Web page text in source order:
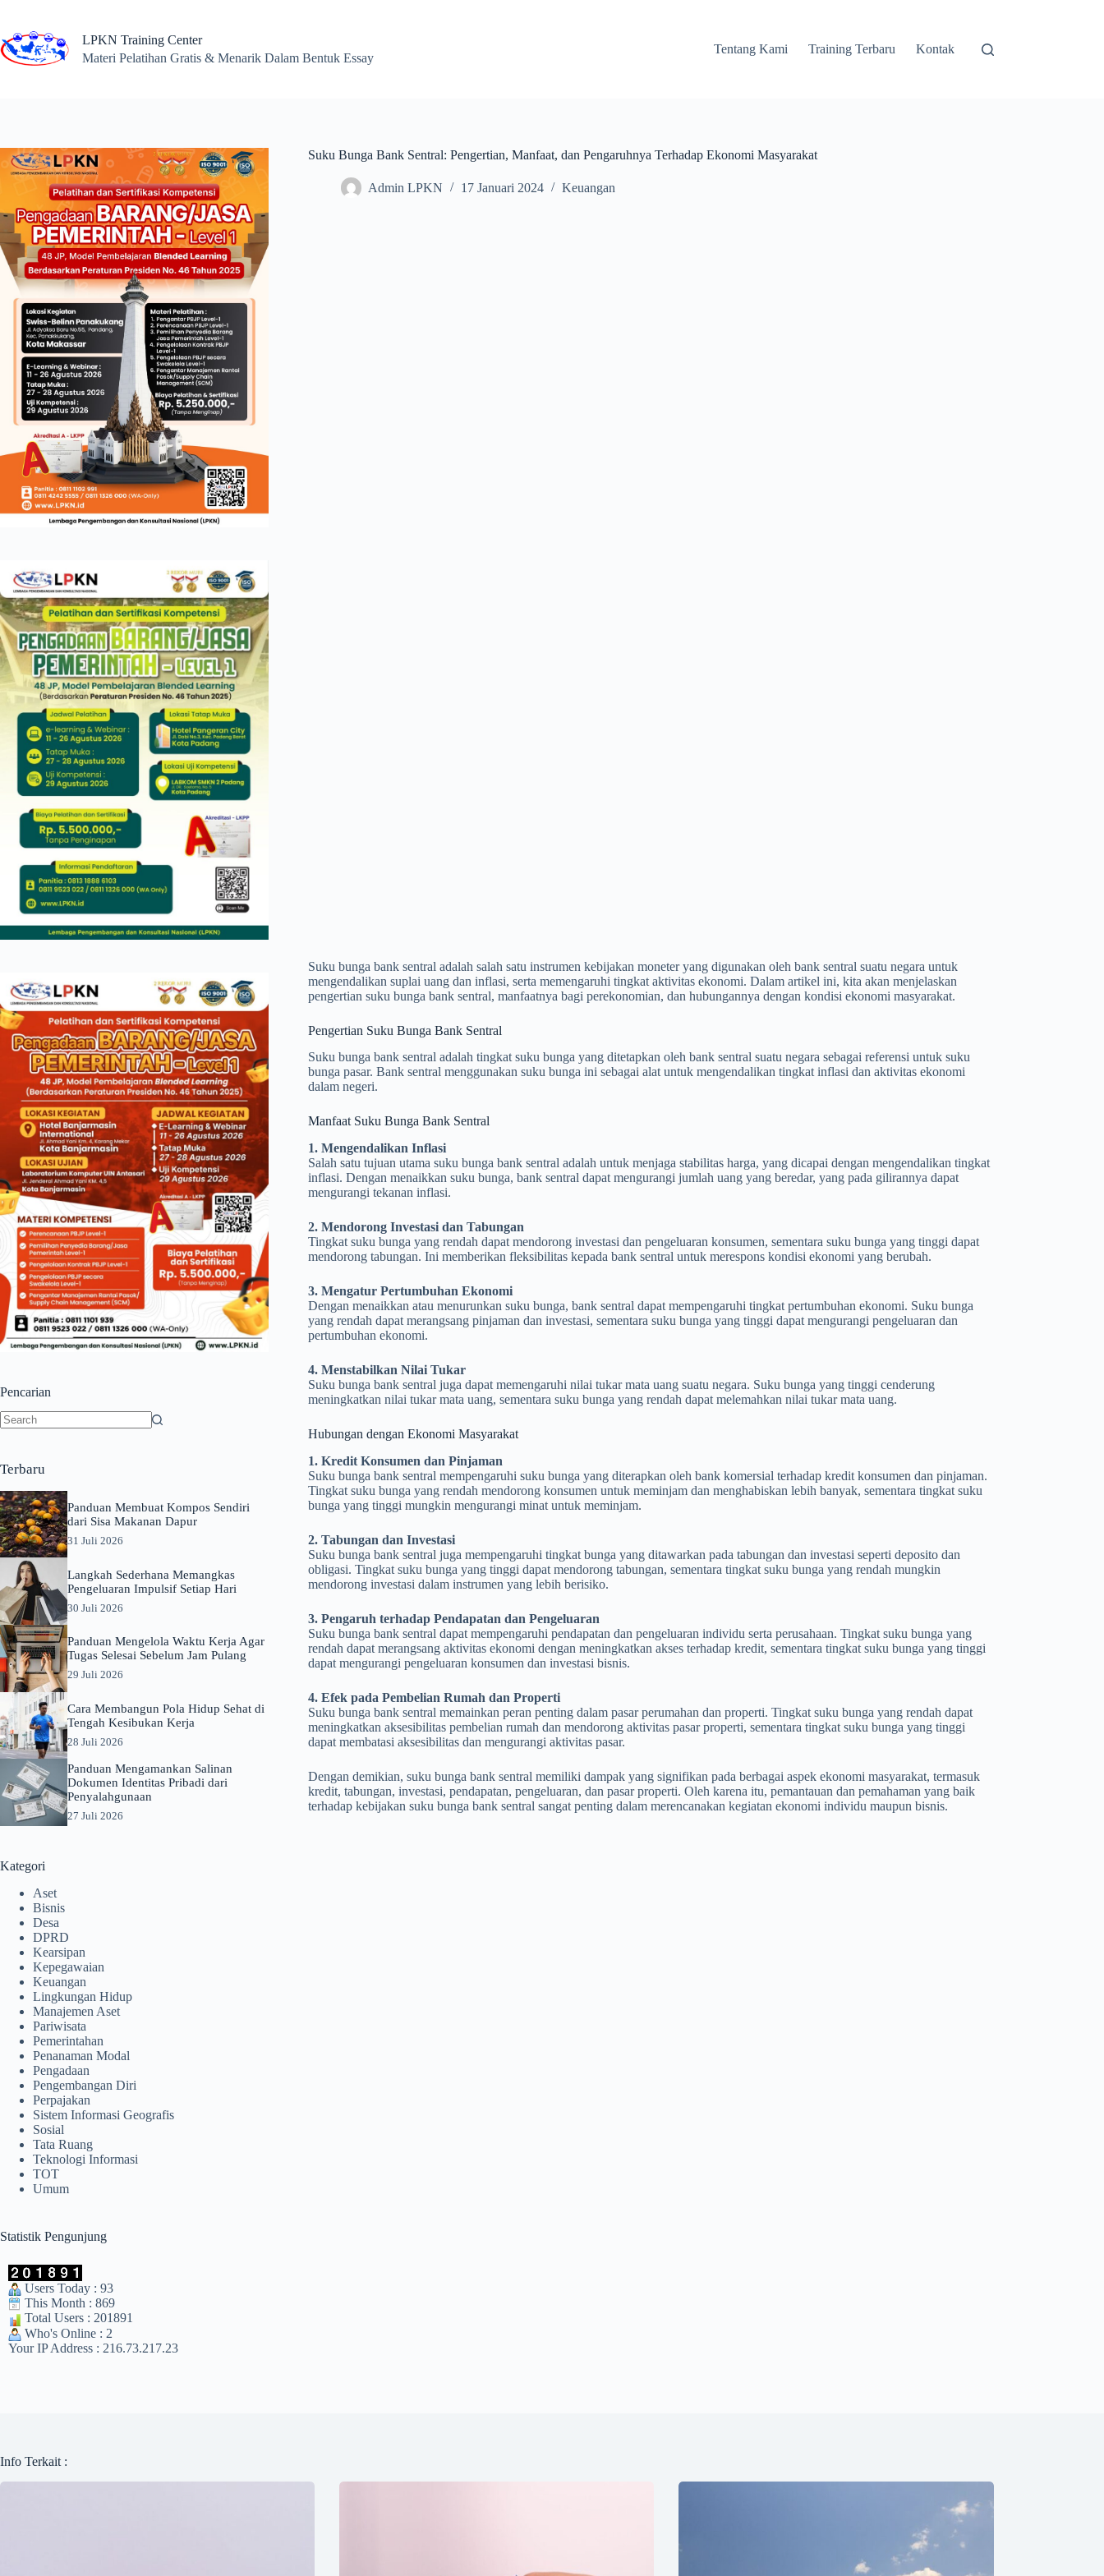
content
LPKN Training Center
Materi Pelatihan Gratis & Menarik Dalam Bentuk Essay
Tentang Kami Training Terbaru Kontak
Suku Bunga Bank Sentral: Pengertian, Manfaat, dan Pengaruhnya Terhadap Ekonomi Masyarakat
Admin LPKN 17 Januari 2024 Keuangan
Suku bunga bank sentral adalah salah satu instrumen kebijakan moneter yang digunakan oleh bank sentral suatu negara untuk
mengendalikan suplai uang dan inflasi, serta memengaruhi tingkat aktivitas ekonomi. Dalam artikel ini, kita akan menjelaskan
pengertian suku bunga bank sentral, manfaatnya bagi perekonomian, dan hubungannya dengan kondisi ekonomi masyarakat.
Pengertian Suku Bunga Bank Sentral
Suku bunga bank sentral adalah tingkat suku bunga yang ditetapkan oleh bank sentral suatu negara sebagai referensi untuk suku
bunga pasar. Bank sentral menggunakan suku bunga ini sebagai alat untuk mengendalikan tingkat inflasi dan aktivitas ekonomi
dalam negeri.
Manfaat Suku Bunga Bank Sentral
1. Mengendalikan Inflasi
Salah satu tujuan utama suku bunga bank sentral adalah untuk menjaga stabilitas harga, yang dicapai dengan mengendalikan tingkat
inflasi. Dengan menaikkan suku bunga, bank sentral dapat mengurangi jumlah uang yang beredar, yang pada gilirannya dapat
mengurangi tekanan inflasi.
2. Mendorong Investasi dan Tabungan
Tingkat suku bunga yang rendah dapat mendorong investasi dan pengeluaran konsumen, sementara suku bunga yang tinggi dapat
mendorong tabungan. Ini memberikan fleksibilitas kepada bank sentral untuk merespons kondisi ekonomi yang berubah.
3. Mengatur Pertumbuhan Ekonomi
Dengan menaikkan atau menurunkan suku bunga, bank sentral dapat mempengaruhi tingkat pertumbuhan ekonomi. Suku bunga
yang rendah dapat merangsang pinjaman dan investasi, sementara suku bunga yang tinggi dapat mengurangi pengeluaran dan
pertumbuhan ekonomi.
4. Menstabilkan Nilai Tukar
Suku bunga bank sentral juga dapat memengaruhi nilai tukar mata uang suatu negara. Suku bunga yang tinggi cenderung
meningkatkan nilai tukar mata uang, sementara suku bunga yang rendah dapat melemahkan nilai tukar mata uang.
Hubungan dengan Ekonomi Masyarakat
1. Kredit Konsumen dan Pinjaman
Suku bunga bank sentral mempengaruhi suku bunga yang diterapkan oleh bank komersial terhadap kredit konsumen dan pinjaman.
Tingkat suku bunga yang rendah mendorong konsumen untuk meminjam dan menghabiskan lebih banyak, sementara tingkat suku
bunga yang tinggi mungkin mengurangi minat untuk meminjam.
2. Tabungan dan Investasi
Suku bunga bank sentral juga mempengaruhi tingkat bunga yang ditawarkan pada tabungan dan investasi seperti deposito dan
obligasi. Tingkat suku bunga yang tinggi dapat mendorong tabungan, sementara tingkat suku bunga yang rendah mungkin
mendorong investasi dalam instrumen yang lebih berisiko.
3. Pengaruh terhadap Pendapatan dan Pengeluaran
Suku bunga bank sentral dapat mempengaruhi pendapatan dan pengeluaran individu serta perusahaan. Tingkat suku bunga yang
rendah dapat merangsang aktivitas ekonomi dengan meningkatkan akses terhadap kredit, sementara tingkat suku bunga yang tinggi
dapat mengurangi pengeluaran konsumen dan investasi bisnis.
4. Efek pada Pembelian Rumah dan Properti
Suku bunga bank sentral memainkan peran penting dalam pasar perumahan dan properti. Tingkat suku bunga yang rendah dapat
meningkatkan aksesibilitas pembelian rumah dan mendorong aktivitas pasar properti, sementara tingkat suku bunga yang tinggi
dapat membatasi aksesibilitas dan mengurangi aktivitas pasar.
Dengan demikian, suku bunga bank sentral memiliki dampak yang signifikan pada berbagai aspek ekonomi masyarakat, termasuk
kredit, tabungan, investasi, pendapatan, pengeluaran, dan pasar properti. Oleh karena itu, pemantauan dan pemahaman yang baik
terhadap kebijakan suku bunga bank sentral sangat penting dalam merencanakan kegiatan ekonomi individu maupun bisnis.
Pencarian
Terbaru
Panduan Membuat Kompos Sendiri
dari Sisa Makanan Dapur
31 Juli 2026
Langkah Sederhana Memangkas
Pengeluaran Impulsif Setiap Hari
30 Juli 2026
Panduan Mengelola Waktu Kerja Agar
Tugas Selesai Sebelum Jam Pulang
29 Juli 2026
Cara Membangun Pola Hidup Sehat di
Tengah Kesibukan Kerja
28 Juli 2026
Panduan Mengamankan Salinan
Dokumen Identitas Pribadi dari
Penyalahgunaan
27 Juli 2026
Kategori
Aset
Bisnis
Desa
DPRD
Kearsipan
Kepegawaian
Keuangan
Lingkungan Hidup
Manajemen Aset
Pariwisata
Pemerintahan
Penanaman Modal
Pengadaan
Pengembangan Diri
Perpajakan
Sistem Informasi Geografis
Sosial
Tata Ruang
Teknologi Informasi
TOT
Umum
Statistik Pengunjung
Users Today : 93
This Month : 869
Total Users : 201891
Who's Online : 2
Your IP Address : 216.73.217.23
Info Terkait :